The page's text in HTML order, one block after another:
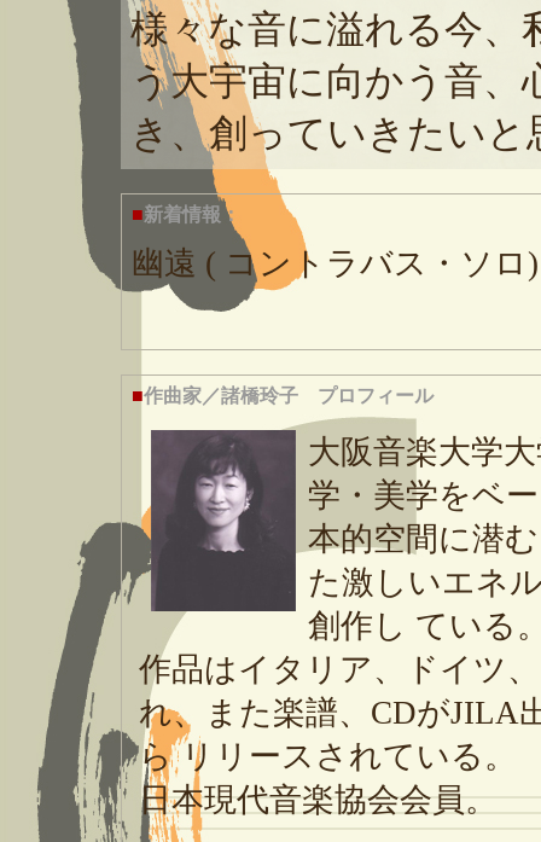
様々な音に溢れる今、
う大宇宙に向かう音
き、創っていきたいと
■新着情報：
幽遠 ( コントラバス・ソロ)
■作曲家／諸橋玲子 プロフィール
大阪音楽大学
学・美学をベ
本的空間に潜
た激しいエネ
創作し ている
作品はイタリア、ドイツ
れ、また楽譜、CDがJILA
ら リリースされている。
日本現代音楽協会会員。